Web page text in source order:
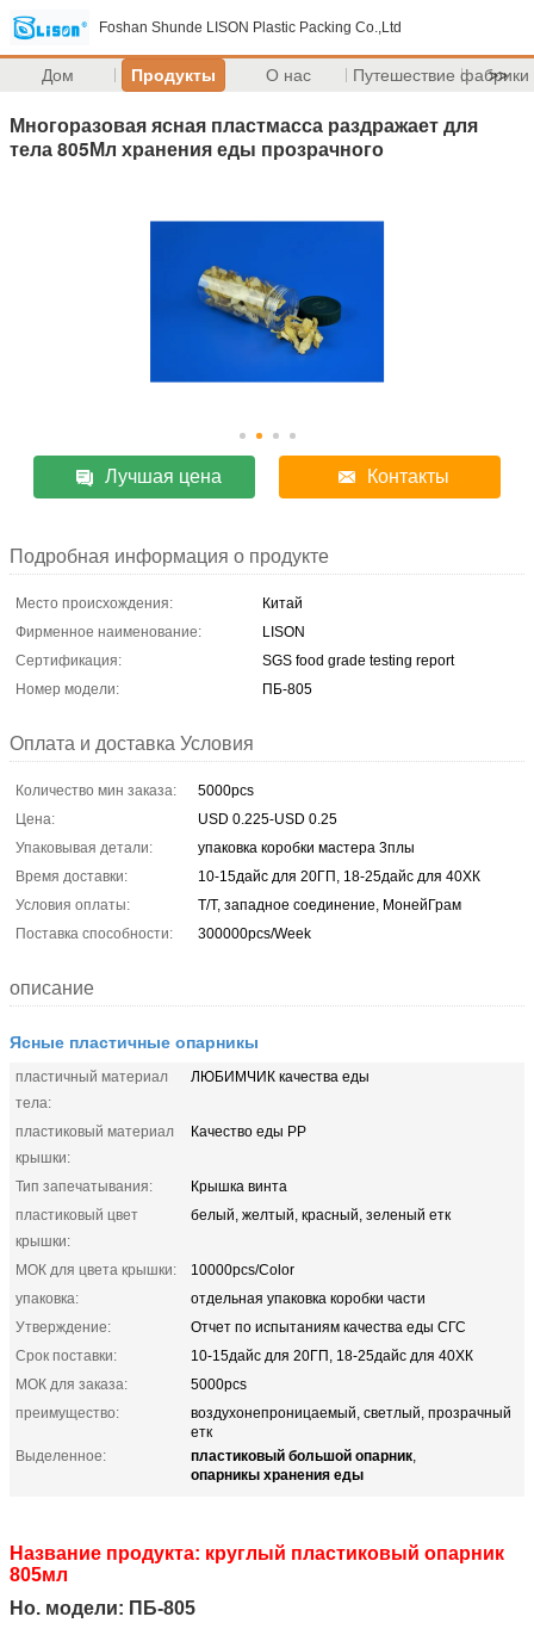
Foshan Shunde LISON Plastic Packing Co.,Ltd
Дом Продукты О нас Путешествие фабрики
>>
Многоразовая ясная пластмасса раздражает для
тела 805Мл хранения еды прозрачного
Лучшая цена Контакты
Подробная информация о продукте
Место происхождения:
Китай
Фирменное наименование:
LISON
Сертификация:
SGS food grade testing report
Номер модели:
ПБ-805
Оплата и доставка Условия
Количество мин заказа:
5000pcs
Цена:
USD 0.225-USD 0.25
Упаковывая детали:
упаковка коробки мастера 3плы
Время доставки:
10-15дайс для 20ГП, 18-25дайс для 40ХК
Условия оплаты:
Т/Т, западное соединение, МонейГрам
Поставка способности:
300000pcs/Week
описание
Ясные пластичные опарникы
пластичный материал
тела:
ЛЮБИМЧИК качества еды
пластиковый материал
крышки:
Качество еды PP
Тип запечатывания:
Крышка винта
пластиковый цвет
крышки:
белый, желтый, красный, зеленый етк
МОК для цвета крышки:
10000pcs/Color
упаковка:
отдельная упаковка коробки части
Утверждение:
Отчет по испытаниям качества еды СГС
Срок поставки:
10-15дайс для 20ГП, 18-25дайс для 40ХК
МОК для заказа:
5000pcs
преимущество:
воздухонепроницаемый, светлый, прозрачный
етк
Выделенное:
пластиковый большой опарник,
опарникы хранения еды
Название продукта: круглый пластиковый опарник
805мл
Но. модели: ПБ-805